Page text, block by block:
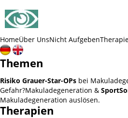
HomeÜber UnsNicht Aufgeben
Themen
Risiko Grauer-Star-OPs bei
Gefahr?Makuladegeneration & Sport
Makuladegeneration auslösen.
Therapien